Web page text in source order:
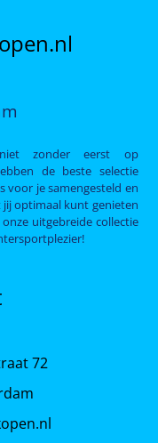
zonder eerst op
de beste selectie
voor je samengesteld en
jij optimaal kunt genieten
uitgebreide collectie
72